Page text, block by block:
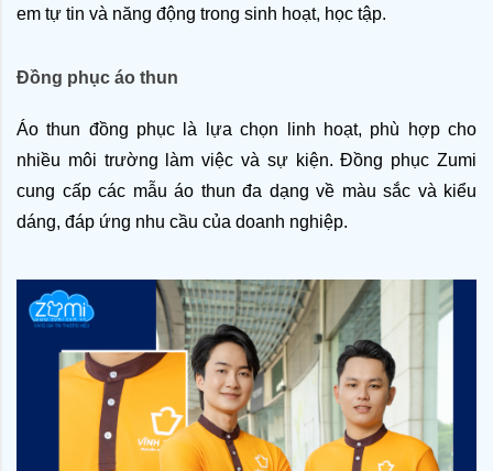
em tự tin và năng động trong sinh hoạt, học tập.
Đồng phục áo thun
Áo thun đồng phục là lựa chọn linh hoạt, phù hợp cho
nhiều môi trường làm việc và sự kiện. Đồng phục Zumi
cung cấp các mẫu áo thun đa dạng về màu sắc và kiểu
dáng, đáp ứng nhu cầu của doanh nghiệp.